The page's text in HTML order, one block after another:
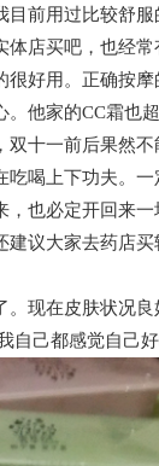
前用过比较舒服
店买吧，也经
好用。正确按
他家的CC霜也
十一前后果然不
喝上下功夫。一
也必定开回来
议大家去药店
现在皮肤状况
己都感觉自己好